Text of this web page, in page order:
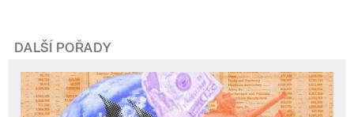
DALŠÍ POŘADY